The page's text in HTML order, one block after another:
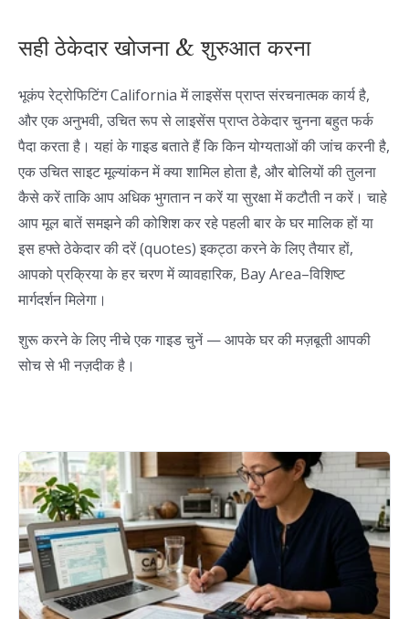
सही ठेकेदार खोजना & शुरुआत करना
भूकंप रेट्रोफिटिंग California में लाइसेंस प्राप्त संरचनात्मक कार्य है,
और एक अनुभवी, उचित रूप से लाइसेंस प्राप्त ठेकेदार चुनना बहुत फर्क
पैदा करता है। यहां के गाइड बताते हैं कि किन योग्यताओं की जांच करनी है,
एक उचित साइट मूल्यांकन में क्या शामिल होता है, और बोलियों की तुलना
कैसे करें ताकि आप अधिक भुगतान न करें या सुरक्षा में कटौती न करें। चाहे
आप मूल बातें समझने की कोशिश कर रहे पहली बार के घर मालिक हों या
इस हफ्ते ठेकेदार की दरें (quotes) इकट्ठा करने के लिए तैयार हों,
आपको प्रक्रिया के हर चरण में व्यावहारिक, Bay Area–विशिष्ट
मार्गदर्शन मिलेगा।
शुरू करने के लिए नीचे एक गाइड चुनें — आपके घर की मज़बूती आपकी
सोच से भी नज़दीक है।